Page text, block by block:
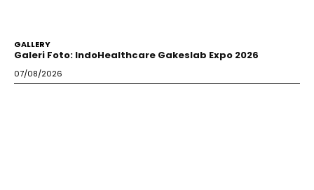
GALLERY
Galeri Foto: IndoHealthcare Gakeslab Expo 2026
07/08/2026